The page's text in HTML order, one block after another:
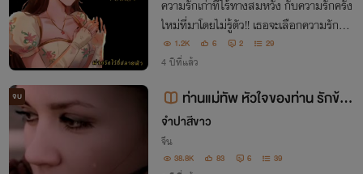
ความรักเก่าที่ไร้ทางสมหวัง กับความรักครั้ง
ใหม่ที่มาโดยไม่รู้ตัว!! เธอจะเลือกความรักครั้
งไหนดี
1.2K 6 2 29
4 ปีที่แล้ว
จบ
ท่านแม่ทัพ หัวใจของท่าน รักข้าไ
ด้ไหม.?
จำปาสีขาว
จีน
38.8K 83 6 39